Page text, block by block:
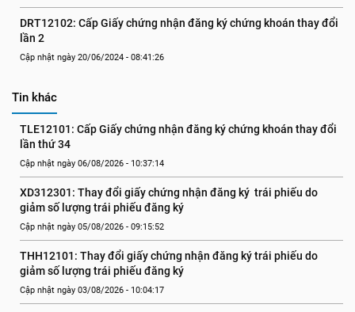
DRT12102: Cấp Giấy chứng nhận đăng ký chứng khoán thay đổi
lần 2
Cập nhật ngày 20/06/2024 - 08:41:26
Tin khác
TLE12101: Cấp Giấy chứng nhận đăng ký chứng khoán thay đổi
lần thứ 34
Cập nhật ngày 06/08/2026 - 10:37:14
XD312301: Thay đổi giấy chứng nhận đăng ký  trái phiếu do
giảm số lượng trái phiếu đăng ký
Cập nhật ngày 05/08/2026 - 09:15:52
THH12101: Thay đổi giấy chứng nhận đăng ký trái phiếu do
giảm số lượng trái phiếu đăng ký
Cập nhật ngày 03/08/2026 - 10:04:17